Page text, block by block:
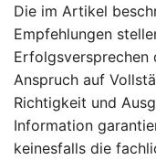
Die im Artikel
Empfehlungen
Erfolgsversprechen
Anspruch auf
Richtigkeit und
Information
keinesfalls die